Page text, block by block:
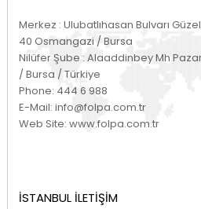
Merkez : Ulubatlıhasan Bulvarı
40 Osmangazi / Bursa
Nilüfer Şube : Alaaddinbey Mh
/ Bursa / Türkiye
Phone: 444 6 988
E-Mail: info@folpa.com.tr
Web Site: www.folpa.com.tr
İSTANBUL İLETİŞİM